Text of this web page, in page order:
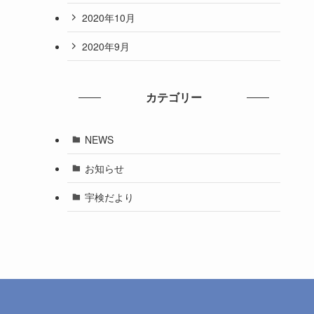
2020年10月
2020年9月
カテゴリー
NEWS
お知らせ
宇検だより